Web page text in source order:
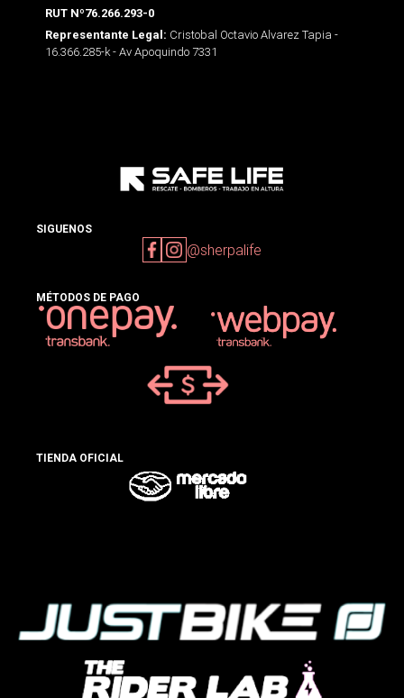
RUT Nº76.266.293-0
Representante Legal: Cristobal Octavio Alvarez Tapia -
16.366.285-k - Av Apoquindo 7331
SIGUENOS
@sherpalife
MÉTODOS DE PAGO
TIENDA OFICIAL